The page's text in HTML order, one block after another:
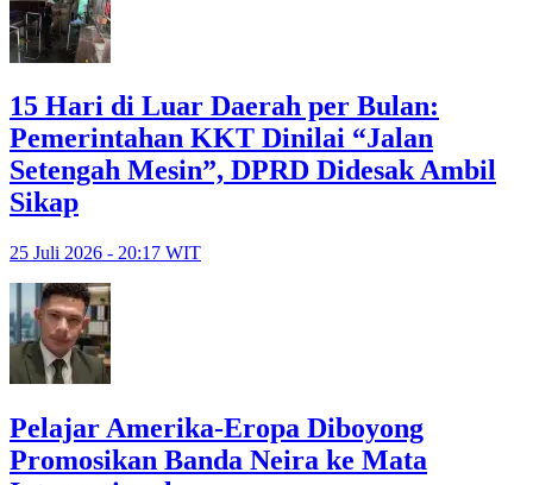
15 Hari di Luar Daerah per Bulan:
Pemerintahan KKT Dinilai “Jalan
Setengah Mesin”, DPRD Didesak Ambil
Sikap
25 Juli 2026 - 20:17 WIT
Pelajar Amerika-Eropa Diboyong
Promosikan Banda Neira ke Mata